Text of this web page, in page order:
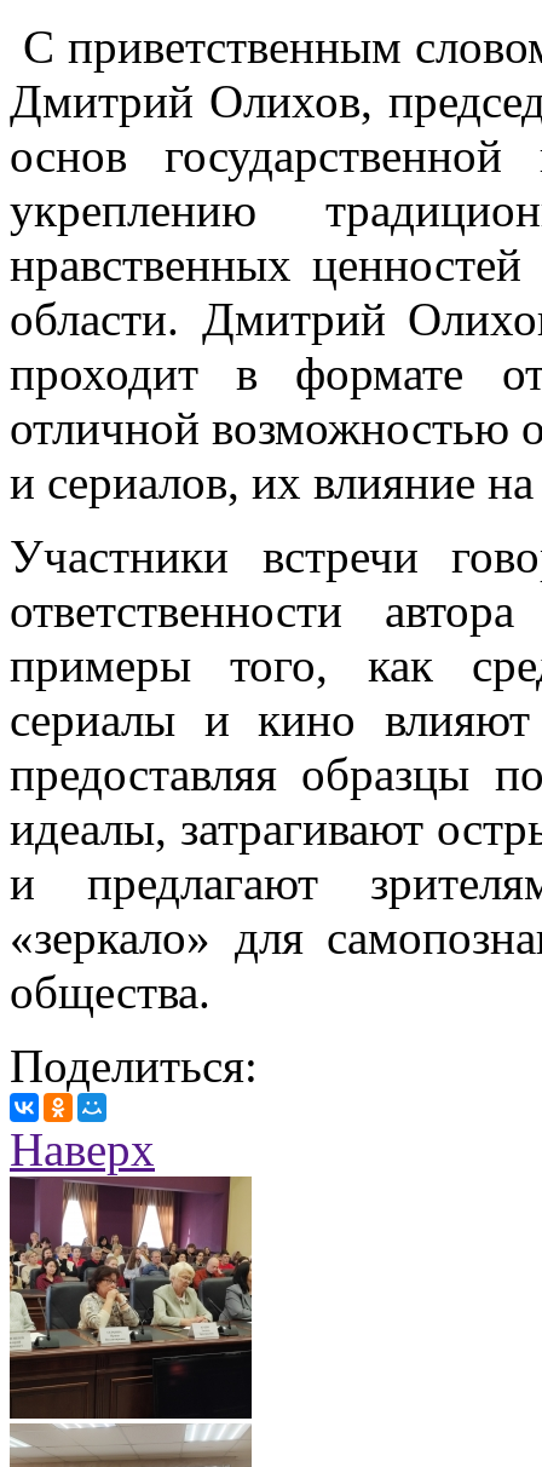
С приветственным
Дмитрий Олихов,
основ
укреплению
нравственных
области. Дмитрий
проходит в формате
отличной возможностью
и сериалов, их влияние
Участники встречи
ответственности
примеры того, как
сериалы и кино
предоставляя образцы
идеалы, затрагивают
и предлагают
«зеркало» для
общества.
Поделиться:
Наверх